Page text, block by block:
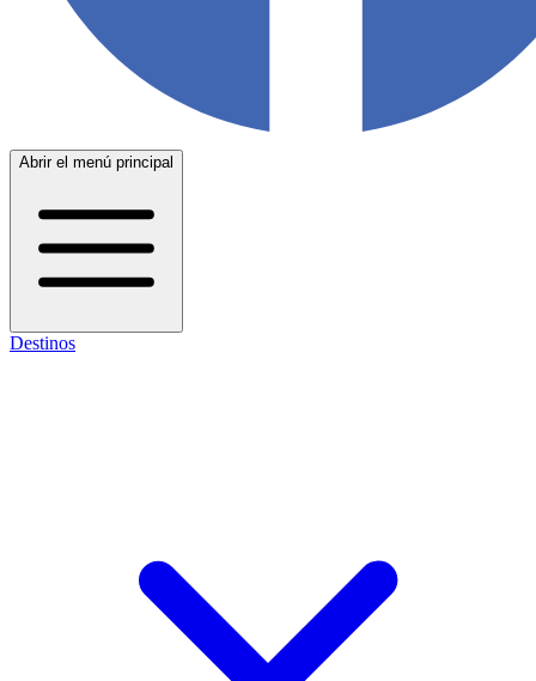
Abrir el menú principal
Destinos